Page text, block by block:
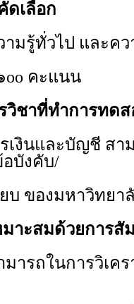
ดเลือก
มรู้ทั่วไป และค
คะแนน
วิชาที่ทำการทด
นและบัญชี สาม
อบังคับ/
องมหาวิทยาลั
มาะสมด้วยการ
ารถในการวิเค